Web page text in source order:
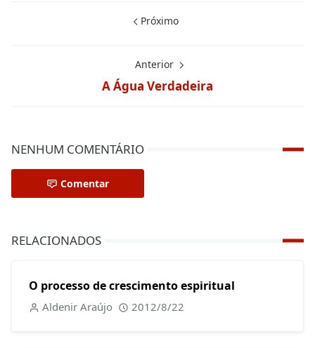
Próximo
Anterior
A Água Verdadeira
NENHUM COMENTÁRIO
Comentar
RELACIONADOS
O processo de crescimento espiritual
Aldenir Araújo 2012/8/22